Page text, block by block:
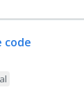
code